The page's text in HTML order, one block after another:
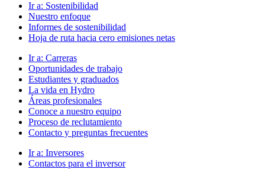
Ir a: Sostenibilidad
Nuestro enfoque
Informes de sostenibilidad
Hoja de ruta hacia cero emisiones netas
Ir a: Carreras
Oportunidades de trabajo
Estudiantes y graduados
La vida en Hydro
Áreas profesionales
Conoce a nuestro equipo
Proceso de reclutamiento
Contacto y preguntas frecuentes
Ir a: Inversores
Contactos para el inversor